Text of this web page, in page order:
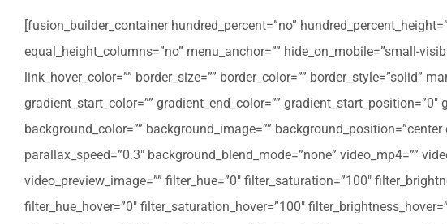
[fusion_builder_container hundred_percent=”no”
equal_height_columns=”no” menu_anchor=”” hide_on_mobile=”small-
link_hover_color=”” border_size=”” border_color=”” border_style=”solid”
gradient_start_color=”” gradient_end_color=””
background_color=”” background_image=””
parallax_speed=”0.3″ background_blend_mode=”none” video_mp4=””
video_preview_image=”” filter_hue=”0″ filter_saturation=”100″
filter_hue_hover=”0″ filter_saturation_hover=”100″